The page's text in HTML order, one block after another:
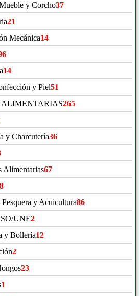
y Corcho37
21
Mecánica14
14
y Piel51
265
y Charcutería36
Alimentarias67
y Acuicultura86
UNE2
y Bollería12
2
23
1